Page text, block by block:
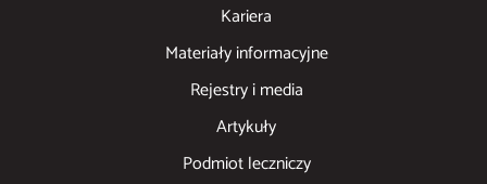
Kariera
Materiały informacyjne
Rejestry i media
Artykuły
Podmiot leczniczy